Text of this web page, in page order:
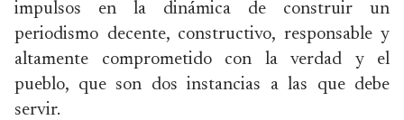
impulsos en la dinámica de construir un
periodismo decente, constructivo, responsable y
altamente comprometido con la verdad y el
pueblo, que son dos instancias a las que debe
servir.